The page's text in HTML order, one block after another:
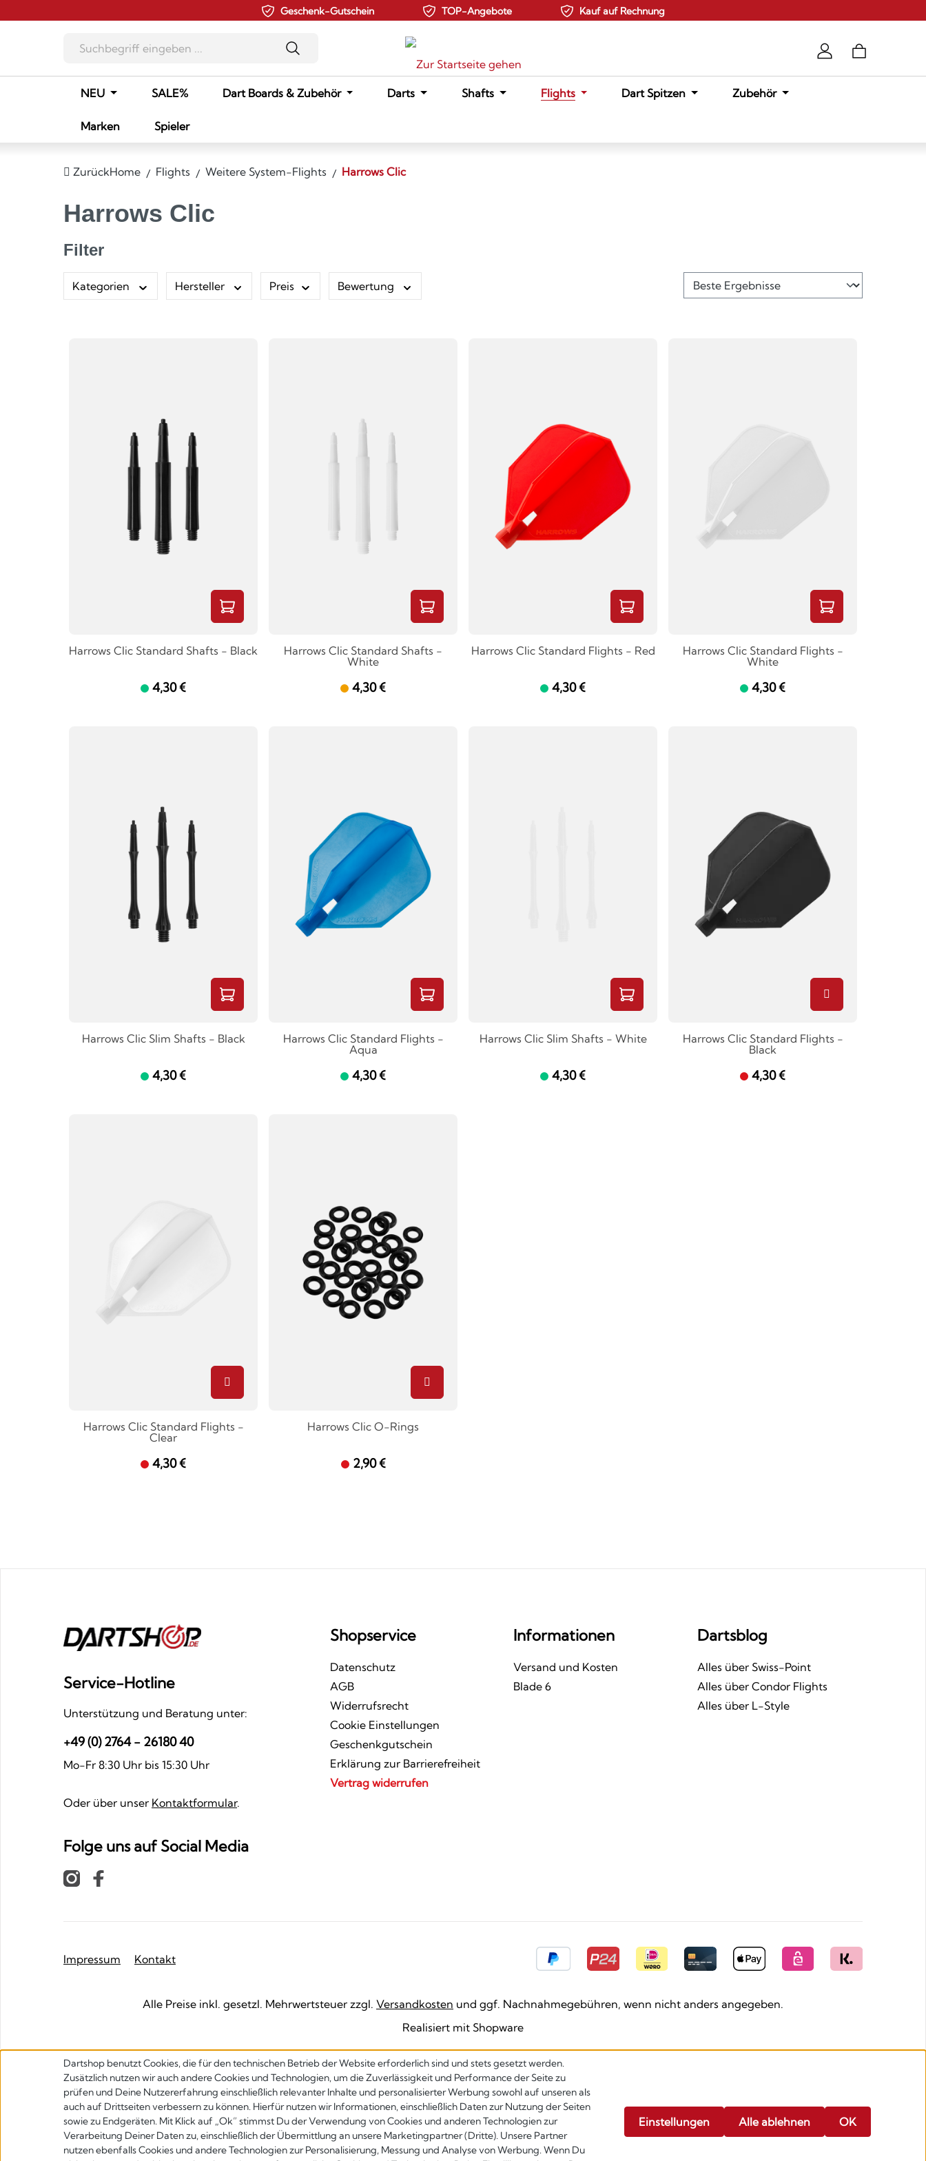
Geschenk-Gutschein TOP-Angebote Kauf auf Rechnung
NEU SALE% Dart Boards & Zubehör Darts Shafts Flights Dart Spitzen Zubehör
Marken Spieler
ZurückHome Flights Weitere System-Flights Harrows Clic
Harrows Clic
Filter
Kategorien Hersteller Preis Bewertung
Harrows Clic Standard Shafts - Black
4,30 €
Harrows Clic Standard Shafts -
White
4,30 €
Harrows Clic Standard Flights - Red
4,30 €
Harrows Clic Standard Flights -
White
4,30 €
Harrows Clic Slim Shafts - Black
4,30 €
Harrows Clic Standard Flights -
Aqua
4,30 €
Harrows Clic Slim Shafts - White
4,30 €
Harrows Clic Standard Flights -
Black
4,30 €
Harrows Clic Standard Flights -
Clear
4,30 €
Harrows Clic O-Rings
2,90 €
Service-Hotline
Unterstützung und Beratung unter:
+49 (0) 2764 - 26180 40
Mo-Fr 8:30 Uhr bis 15:30 Uhr
Oder über unser Kontaktformular.
Folge uns auf Social Media
Shopservice
Datenschutz
AGB
Widerrufsrecht
Cookie Einstellungen
Geschenkgutschein
Erklärung zur Barrierefreiheit
Vertrag widerrufen
Informationen
Versand und Kosten
Blade 6
Dartsblog
Alles über Swiss-Point
Alles über Condor Flights
Alles über L-Style
Impressum Kontakt
Alle Preise inkl. gesetzl. Mehrwertsteuer zzgl. Versandkosten und ggf. Nachnahmegebühren, wenn nicht anders angegeben.
Realisiert mit Shopware
Dartshop benutzt Cookies, die für den technischen Betrieb der Website erforderlich sind und stets gesetzt werden.
Zusätzlich nutzen wir auch andere Cookies und Technologien, um die Zuverlässigkeit und Performance der Seite zu
prüfen und Deine Nutzererfahrung einschließlich relevanter Inhalte und personalisierter Werbung sowohl auf unseren als
auch auf Drittseiten verbessern zu können. Hierfür nutzen wir Informationen, einschließlich Daten zur Nutzung der Seiten
sowie zu Endgeräten. Mit Klick auf „Ok” stimmst Du der Verwendung von Cookies und anderen Technologien zur
Verarbeitung Deiner Daten zu, einschließlich der Übermittlung an unsere Marketingpartner (Dritte). Unsere Partner
nutzen ebenfalls Cookies und andere Technologien zur Personalisierung, Messung und Analyse von Werbung. Wenn Du
Alle ablehnen
Einstellungen OK